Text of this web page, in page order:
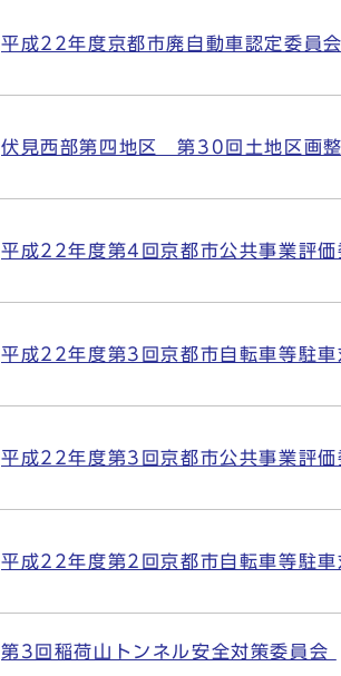
平成22年度京都市廃自動車認定委員会
伏見西部第四地区 第30回土地区画
平成22年度第4回京都市公共事業評価
平成22年度第3回京都市自転車等駐車
平成22年度第3回京都市公共事業評価
平成22年度第2回京都市自転車等駐車
第3回稲荷山トンネル安全対策委員会